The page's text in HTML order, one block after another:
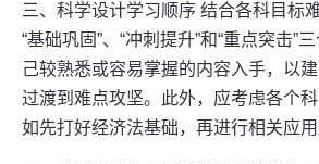
三、科学设计学习顺序 结合各科目标
“基础巩固”、“冲刺提升”和“重点突击”
己较熟悉或容易掌握的内容入手，以
过渡到难点攻坚。此外，应考虑各个
如先打好经济法基础，再进行相关应用